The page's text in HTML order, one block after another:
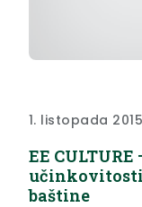
1. listopada
EE
baštine